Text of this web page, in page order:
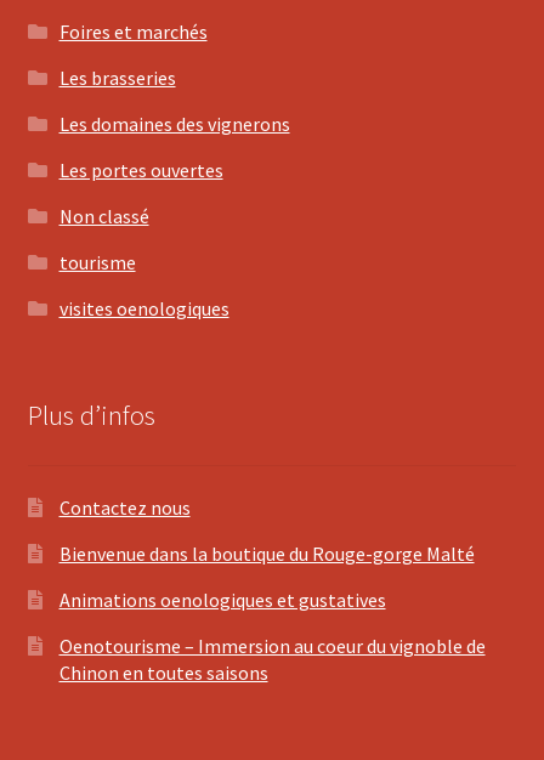
Foires et marchés
Les brasseries
Les domaines des vignerons
Les portes ouvertes
Non classé
tourisme
visites oenologiques
Plus d’infos
Contactez nous
Bienvenue dans la boutique du Rouge-gorge Malté
Animations oenologiques et gustatives
Oenotourisme – Immersion au coeur du vignoble de
Chinon en toutes saisons